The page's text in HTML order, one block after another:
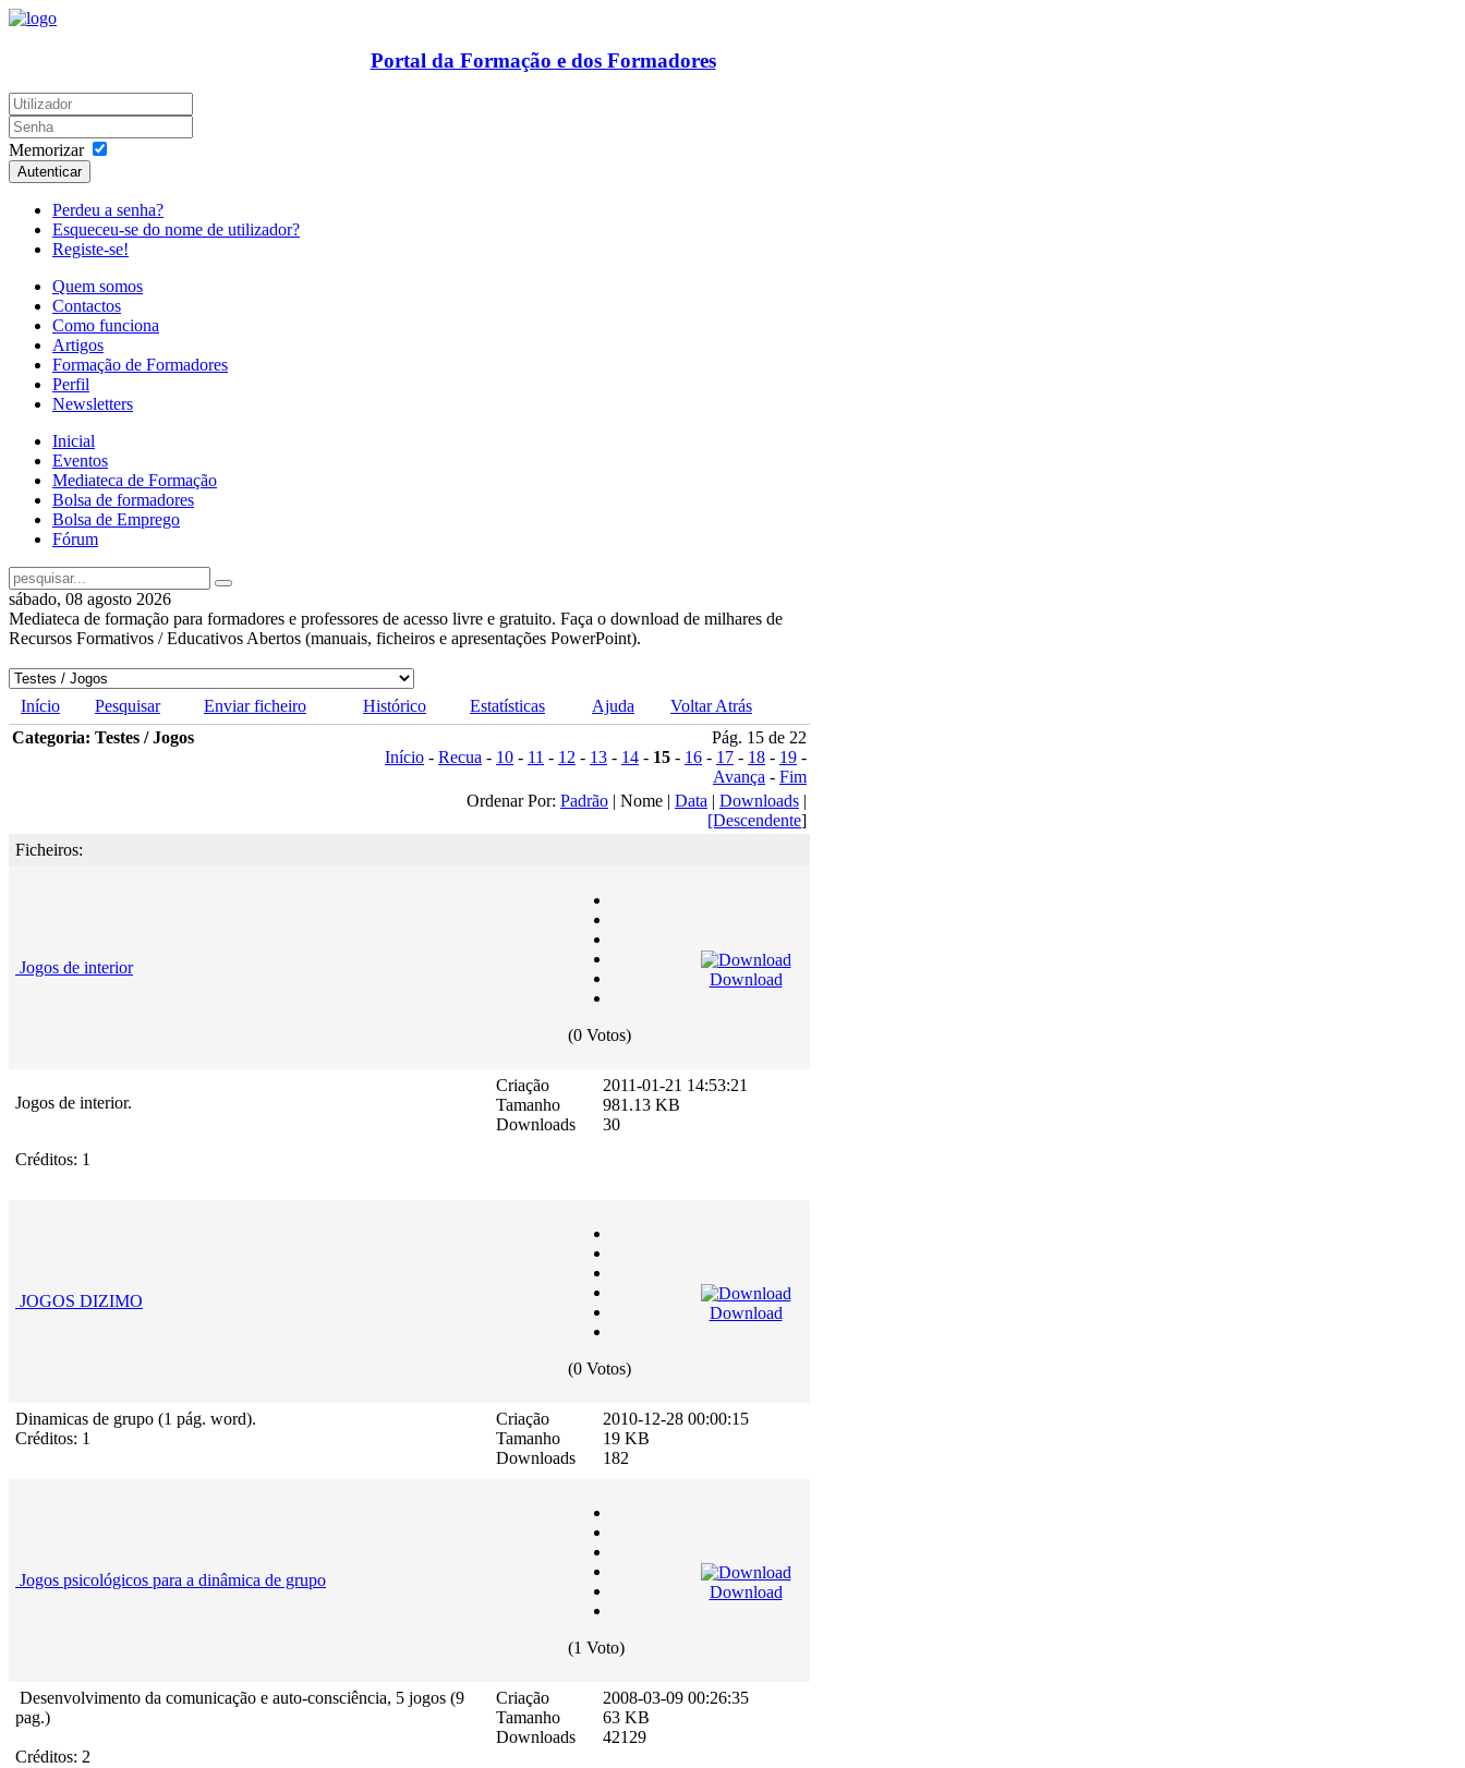
Portal da Formação e dos Formadores
Memorizar
Autenticar
Perdeu a senha?
Esqueceu-se do nome de utilizador?
Registe-se!
Quem somos
Contactos
Como funciona
Artigos
Formação de Formadores
Perfil
Newsletters
Inicial
Eventos
Mediateca de Formação
Bolsa de formadores
Bolsa de Emprego
Fórum
sábado, 08 agosto 2026
Mediateca de formação para formadores e professores de acesso livre e gratuito. Faça o download de milhares de
Recursos Formativos / Educativos Abertos (manuais, ficheiros e apresentações PowerPoint).
Início Pesquisar Enviar ficheiro Histórico Estatísticas Ajuda
Voltar Atrás
Categoria: Testes / Jogos
Pág. 15 de 22
Início - Recua - 10 - 11 - 12 - 13 - 14 - 15 - 16 - 17 - 18 - 19 -
Avança - Fim
Ordenar Por: Padrão | Nome | Data | Downloads |
[Descendente]
Ficheiros:
Jogos de interior
(0 Votos)
Download
Jogos de interior.
Créditos: 1
Criação
Tamanho
Downloads
2011-01-21 14:53:21
981.13 KB
30
JOGOS DIZIMO
(0 Votos)
Download
Dinamicas de grupo (1 pág. word).
Créditos: 1
Criação
Tamanho
Downloads
2010-12-28 00:00:15
19 KB
182
Jogos psicológicos para a dinâmica de grupo
(1 Voto)
Download
Desenvolvimento da comunicação e auto-consciência, 5 jogos (9
pag.)
Créditos: 2
Criação
Tamanho
Downloads
2008-03-09 00:26:35
63 KB
42129